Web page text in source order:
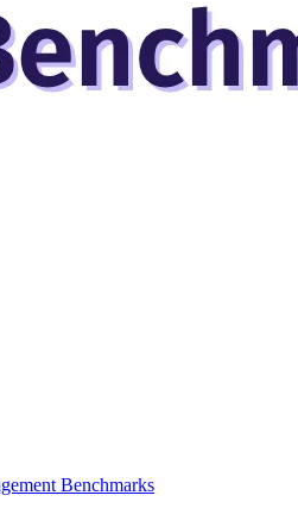
Benchmarks